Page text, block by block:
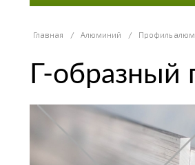
Главная / Алюминий / Профиль
Г-